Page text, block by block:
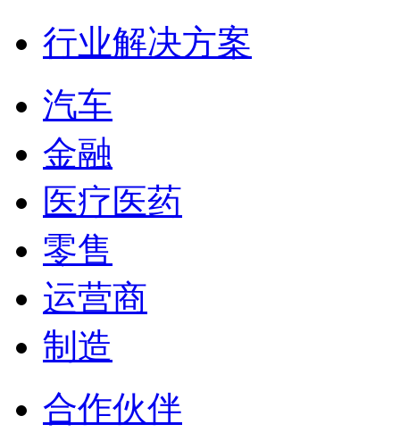
行业解决方案
汽车
金融
医疗医药
零售
运营商
制造
合作伙伴